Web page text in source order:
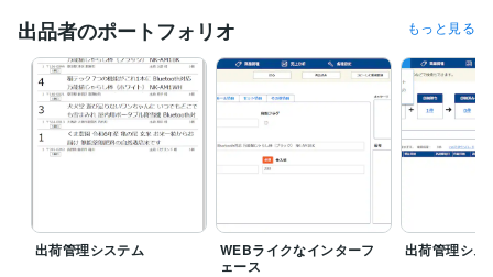
IT相談・システム開発 Access Excel による効率化
ツール作成
Accessマクロ Excelマクロ
住まい・美容・生活相談
ファンタジー ラノベ 中世ヨーロッパ アドバイス
出品者のポートフォリオ もっと見る
出荷管理システム
WEBライクなインターフ
ェース
出荷管理シス